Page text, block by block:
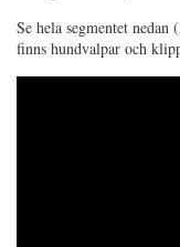
Se hela segmentet
finns hundvalpar och